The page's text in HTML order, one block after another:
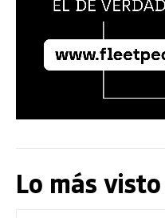
Lo más visto